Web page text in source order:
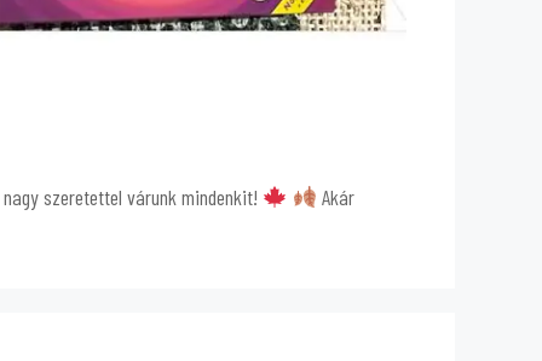
szeretettel várunk mindenkit! Akár